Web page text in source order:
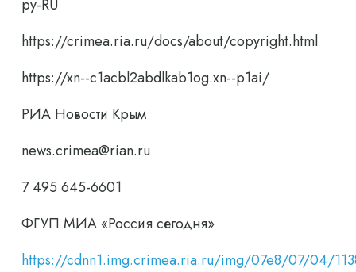
ру-RU
https://crimea.ria.ru/docs/about/copyright.html
https://xn--c1acbl2abdlkab1og.xn--p1ai/
РИА Новости Крым
news.crimea@rian.ru
7 495 645-6601
ФГУП МИА «Россия сегодня»
https://cdnn1.img.crimea.ria.ru/img/07e8/07/04/